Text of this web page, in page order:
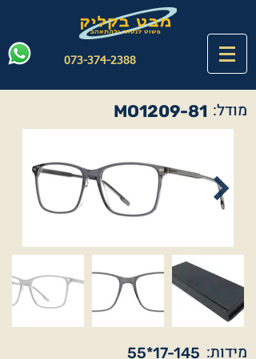
073-374-2388
MO1209-81 מודל:
55*17-145 מידות: